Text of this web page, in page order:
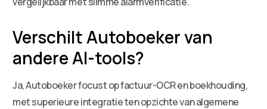
Verschilt Autoboeker van
andere AI-tools?
Ja, Autoboeker focust op factuur-OCR en boekhouding,
met superieure integratie ten opzichte van algemene